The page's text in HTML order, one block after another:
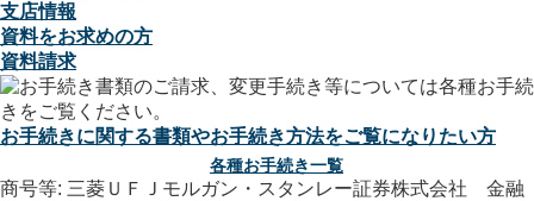
支店情報
資料をお求めの方
資料請求
お手続きに関する書類やお手続き方法をご覧になりたい方
各種お手続き一覧
商号等: 三菱ＵＦＪモルガン・スタンレー証券株式会社 金融